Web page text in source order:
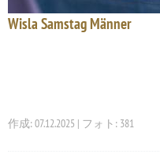
Wisla Samstag Männer
作成: 07.12.2025 | フォト: 381